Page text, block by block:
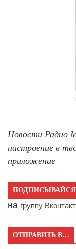
Новости Радио
настроение в
приложение
на группу
ОТПРАВИТЬ В…